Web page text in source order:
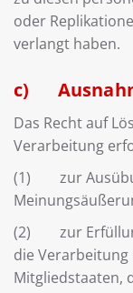
oder
verlangt haben.
c)
Das Recht auf
Verarbeitung
(1) zur
(2) zur
die
Mitgliedstaaten,